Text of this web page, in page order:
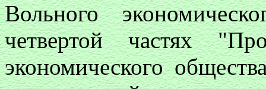
Вольного
четвертой частях
экономического